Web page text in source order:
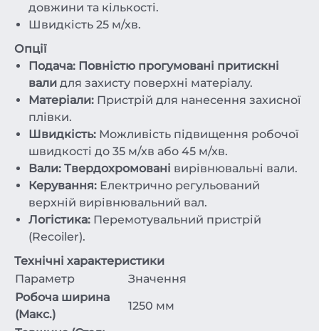
довжини та кількості.
Швидкість 25 м/хв.
Опції
Подача: Повністю прогумовані притискні
вали для захисту поверхні матеріалу.
Матеріали: Пристрій для нанесення захисної
плівки.
Швидкість: Можливість підвищення робочої
швидкості до 35 м/хв або 45 м/хв.
Вали: Твердохромовані вирівнювальні вали.
Керування: Електрично регульований
верхній вирівнювальний вал.
Логістика: Перемотувальний пристрій
(Recoiler).
Технічні характеристики
Параметр
Значення
Робоча ширина
(Макс.)
1250 мм